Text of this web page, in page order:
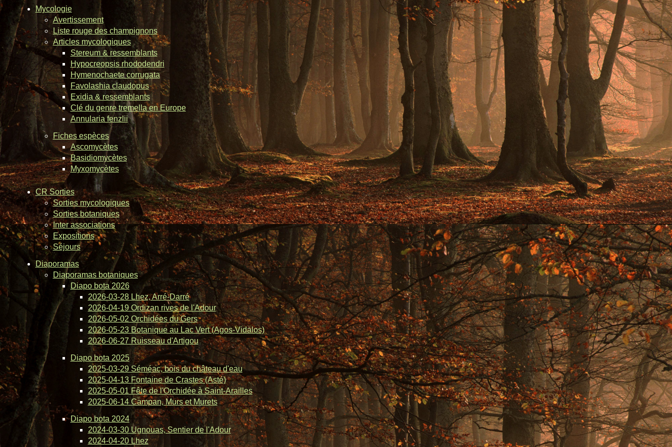
Mycologie
Avertissement
Liste rouge des champignons
Articles mycologiques
Stereum & ressemblants
Hypocreopsis rhododendri
Hymenochaete corrugata
Favolashia claudopus
Exidia & ressemblants
Clé du genre tremella en Europe
Annularia fenzlii
Fiches espèces
Ascomycètes
Basidiomycètes
Myxomycètes
CR Sorties
Sorties mycologiques
Sorties botaniques
Inter associations
Expositions
Séjours
Diaporamas
Diaporamas botaniques
Diapo bota 2026
2026-03-28 Lhez, Arré-Darré
2026-04-19 Ordizan rives de l'Adour
2026-05-02 Orchidées du Gers
2026-05-23 Botanique au Lac Vert (Agos-Vidalos)
2026-06-27 Ruisseau d'Artigou
Diapo bota 2025
2025-03-29 Séméac, bois du château d'eau
2025-04-13 Fontaine de Crastes (Asté)
2025-05-01 Fête de l'Orchidée à Saint-Arailles
2025-06-14 Campan, Murs et Murets
Diapo bota 2024
2024-03-30 Ugnouas, Sentier de l'Adour
2024-04-20 Lhez